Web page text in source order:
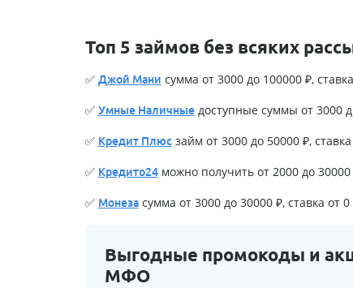
Топ 5 займов без всяких
✅ Джой Мани сумма от 3000 до 100000 ₽,
✅ Умные Наличныедоступные суммы от 3000
✅ Кредит Плюсзайм от 3000 до 50000 ₽,
✅ Кредито24можно получить от 2000 до 30000
✅ Монезасумма от 3000 до 30000 ₽, ставка от
Выгодные промокоды и
МФО